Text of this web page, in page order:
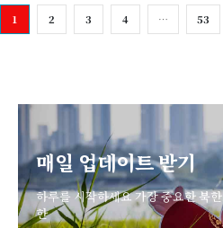
1 2 3 4 … 53
매일 업데이트 받기
하루를 시작하세요 가장 중요한 북
한